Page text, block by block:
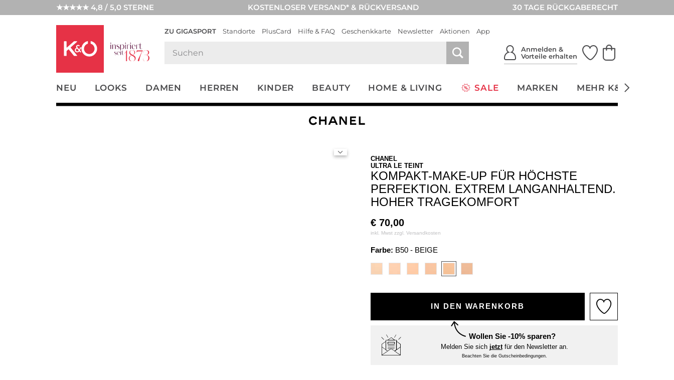
★★★★★ 4,8 / 5,0 STERNE KOSTENLOSER VERSAND* & RÜCKVERSAND 30 TAGE RÜCKGABERECHT
ZU GIGASPORT Standorte PlusCard Hilfe & FAQ Geschenkkarte Newsletter Aktionen App
Anmelden &
Vorteile erhalten
NEU LOOKS DAMEN HERREN KINDER BEAUTY HOME & LIVING SALE MARKEN MEHR K&Ö
UNSERE APP
CLICK &
CHANEL
ULTRA LE TEINT
KOMPAKT-MAKE-UP FÜR HÖCHSTE
PERFEKTION. EXTREM LANGANHALTEND.
HOHER TRAGEKOMFORT
€ 70,00
inkl. Mwst zzgl. Versandkosten
Farbe: B50 - BEIGE
IN DEN WARENKORB
Wollen Sie -10% sparen?
Melden Sie sich jetztfür den Newsletter an.
Beachten Sie die Gutscheinbedingungen.